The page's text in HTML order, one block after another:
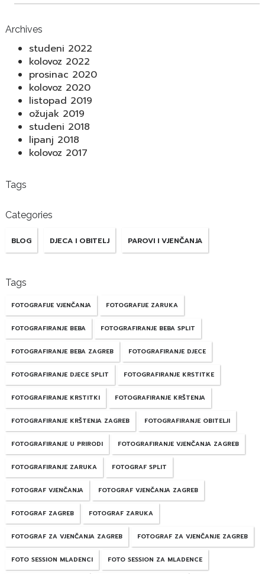
Archives
studeni 2022
kolovoz 2022
prosinac 2020
kolovoz 2020
listopad 2019
ožujak 2019
studeni 2018
lipanj 2018
kolovoz 2017
Tags
Categories
BLOG DJECA I OBITELJ PAROVI I VJENČANJA
Tags
FOTOGRAFIJE VJENČANJA FOTOGRAFIJE ZARUKA
FOTOGRAFIRANJE BEBA FOTOGRAFIRANJE BEBA SPLIT
FOTOGRAFIRANJE BEBA ZAGREB FOTOGRAFIRANJE DJECE
FOTOGRAFIRANJE DJECE SPLIT FOTOGRAFIRANJE KRSTITKE
FOTOGRAFIRANJE KRSTITKI FOTOGRAFIRANJE KRŠTENJA
FOTOGRAFIRANJE KRŠTENJA ZAGREB FOTOGRAFIRANJE OBITELJI
FOTOGRAFIRANJE U PRIRODI FOTOGRAFIRANJE VJENČANJA ZAGREB
FOTOGRAFIRANJE ZARUKA FOTOGRAF SPLIT
FOTOGRAF VJENČANJA FOTOGRAF VJENČANJA ZAGREB
FOTOGRAF ZAGREB FOTOGRAF ZARUKA
FOTOGRAF ZA VJENČANJA ZAGREB FOTOGRAF ZA VJENČANJE ZAGREB
FOTO SESSION MLADENCI FOTO SESSION ZA MLADENCE